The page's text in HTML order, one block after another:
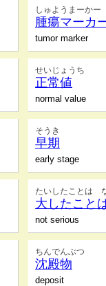
しゅようまーかー
腫瘍マーカ
tumor marker
せいじょうち
正常値
normal value
そうき
早期
early stage
たいしたことは
大したこと
not serious
ちんでんぶつ
沈殿物
deposit